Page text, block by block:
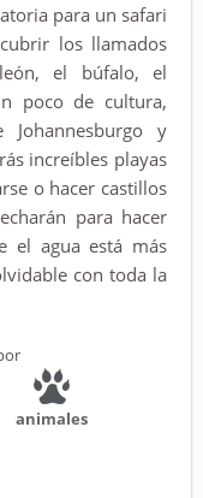
para un safari
los llamados
el búfalo, el
poco de cultura,
y
increíbles playas
o hacer castillos
para hacer
el agua está más
con toda la
animales